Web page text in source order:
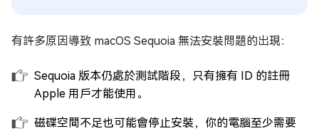
有許多原因導致 macOS Sequoia 無法安裝問題的出現：
Sequoia 版本仍處於測試階段，只有擁有 ID 的註冊
Apple 用戶才能使用。
磁碟空間不足也可能會停止安裝，你的電腦至少需要